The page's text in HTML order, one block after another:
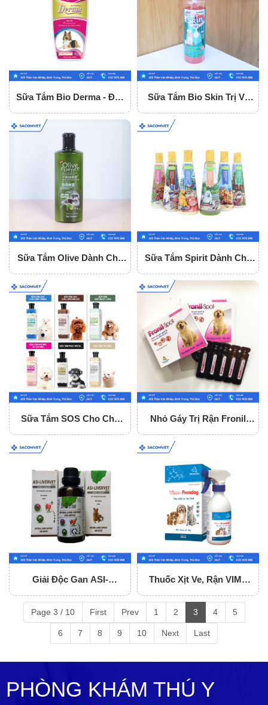
Sữa Tắm Bio Derma - Đặc
Sữa Tắm Bio Skin Trị Ve
Sữa Tắm Olive Dành Cho
Sữa Tắm Spirit Dành Cho
Sữa Tắm SOS Cho Chó
Nhỏ Gáy Trị Rận Fronil
Giải Độc Gan ASI-
Thuốc Xịt Ve, Rận VIME
Page 3 / 10 First Prev 1 2 3 4 5
6 7 8 9 10 Next Last
PHÒNG KHÁM THÚ Y